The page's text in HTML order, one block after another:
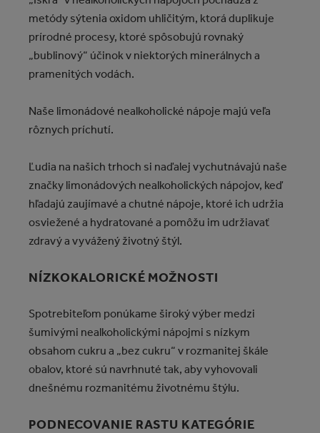
metódy sýtenia oxidom uhličitým, ktorá duplikuje
prírodné procesy, ktoré spôsobujú rovnaký
„bublinový“ účinok v niektorých minerálnych a
pramenitých vodách.
Naše limonádové nealkoholické nápoje majú veľa
rôznych príchutí.
Ľudia na našich trhoch si naďalej vychutnávajú naše
značky limonádových nealkoholických nápojov, keď
hľadajú zaujímavé a chutné nápoje, ktoré ich udržia
osviežené a hydratované a pomôžu im udržiavať
zdravý a vyvážený životný štýl.
NÍZKOKALORICKÉ MOŽNOSTI
Spotrebiteľom ponúkame široký výber medzi
šumivými nealkoholickými nápojmi s nízkym
obsahom cukru a „bez cukru“ v rozmanitej škále
obalov, ktoré sú navrhnuté tak, aby vyhovovali
dnešnému rozmanitému životnému štýlu.
PODNECOVANIE RASTU KATEGÓRIE